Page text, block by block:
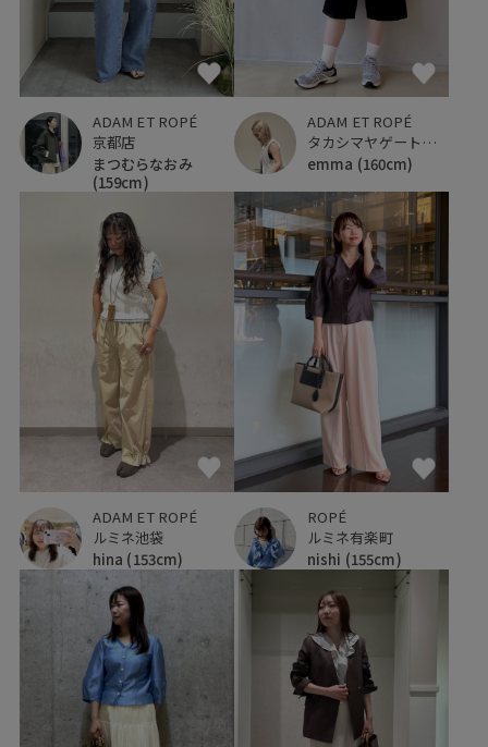
ADAM ET ROPÉ
京都店
まつむらなおみ
(159cm)
ADAM ET ROPÉ
タカシマヤゲートタワーモール
emma (160cm)
ADAM ET ROPÉ
ルミネ池袋
hina (153cm)
ROPÉ
ルミネ有楽町
nishi (155cm)